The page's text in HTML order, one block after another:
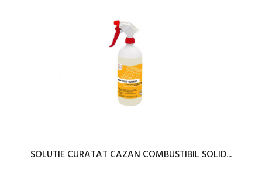
SOLUTIE CURATAT CAZAN COMBUSTIBIL SOLID...